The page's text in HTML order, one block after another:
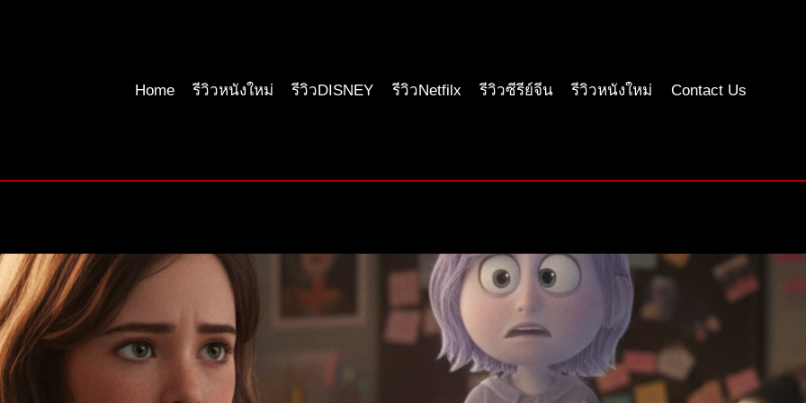
Home
รีวิวหนังใหม่ รีวิวDISNEY รีวิวNetfilx รีวิวซีรีย์จีน รีวิวหนังใหม่ Contact Us